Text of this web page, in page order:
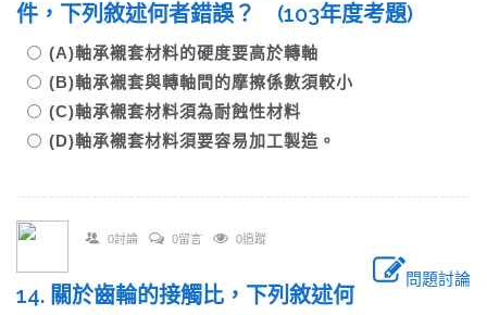
件，下列敘述何者錯誤？ (103年度考題)
(A)軸承襯套材料的硬度要高於轉軸
(B)軸承襯套與轉軸間的摩擦係數須較小
(C)軸承襯套材料須為耐蝕性材料
(D)軸承襯套材料須要容易加工製造。
0討論 0留言 0追蹤
問題討論
14. 關於齒輪的接觸比，下列敘述何